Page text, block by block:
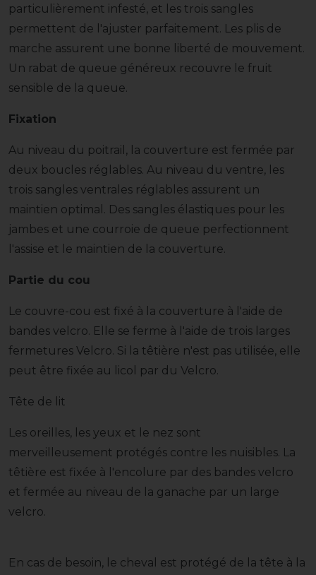
particulièrement infesté, et les trois sangles
permettent de l'ajuster parfaitement. Les plis de
marche assurent une bonne liberté de mouvement.
Un rabat de queue généreux recouvre le fruit
sensible de la queue.
Fixation
Au niveau du poitrail, la couverture est fermée par
deux boucles réglables. Au niveau du ventre, les
trois sangles ventrales réglables assurent un
maintien optimal. Des sangles élastiques pour les
jambes et une courroie de queue perfectionnent
l'assise et le maintien de la couverture.
Partie du cou
Le couvre-cou est fixé à la couverture à l'aide de
bandes velcro. Elle se ferme à l'aide de trois larges
fermetures Velcro. Si la têtière n'est pas utilisée, elle
peut être fixée au licol par du Velcro.
Tête de lit
Les oreilles, les yeux et le nez sont
merveilleusement protégés contre les nuisibles. La
têtière est fixée à l'encolure par des bandes velcro
et fermée au niveau de la ganache par un large
velcro.
En cas de besoin, le cheval est protégé de la tête à la